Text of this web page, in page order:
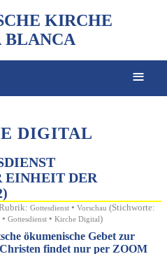
KIRCHE
BLANCA
DIGITAL
EINHEIT DER
Gottesdienst • Vorschau (Stichworte:
• Gottesdienst • Kirche Digital)
ökumenische Gebet zur
findet nur per ZOOM